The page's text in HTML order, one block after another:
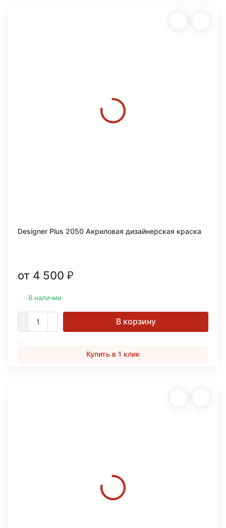
Designer Plus 2050 Акриловая дизайнерская краска
от 4 500 ₽
В наличии
В корзину
Купить в 1 клик